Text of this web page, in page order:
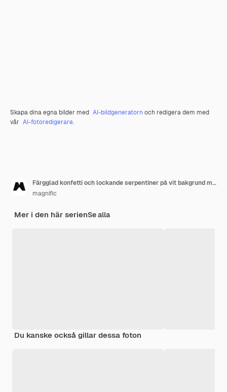
Skapa dina egna bilder med AI-bildgeneratorn och redigera dem med
vår AI-fotoredigerare.
Färgglad konfetti och lockande serpentiner på vit bakgrund med plats för text
magnific
Mer i den här serienSe alla
Du kanske också gillar dessa foton